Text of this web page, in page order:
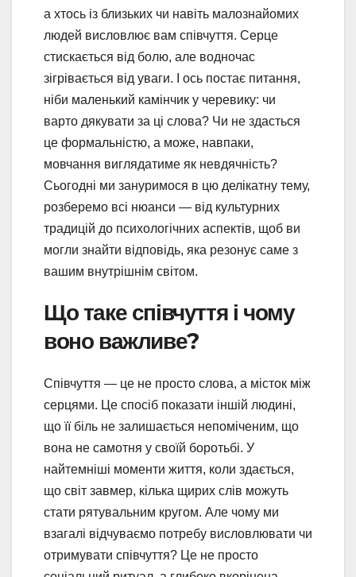
а хтось із близьких чи навіть малознайомих
людей висловлює вам співчуття. Серце
стискається від болю, але водночас
зігрівається від уваги. І ось постає питання,
ніби маленький камінчик у черевику: чи
варто дякувати за ці слова? Чи не здасться
це формальністю, а може, навпаки,
мовчання виглядатиме як невдячність?
Сьогодні ми зануримося в цю делікатну тему,
розберемо всі нюанси — від культурних
традицій до психологічних аспектів, щоб ви
могли знайти відповідь, яка резонує саме з
вашим внутрішнім світом.
Що таке співчуття і чому
воно важливе?
Співчуття — це не просто слова, а місток між
серцями. Це спосіб показати іншій людині,
що її біль не залишається непоміченим, що
вона не самотня у своїй боротьбі. У
найтемніші моменти життя, коли здається,
що світ завмер, кілька щирих слів можуть
стати рятувальним кругом. Але чому ми
взагалі відчуваємо потребу висловлювати чи
отримувати співчуття? Це не просто